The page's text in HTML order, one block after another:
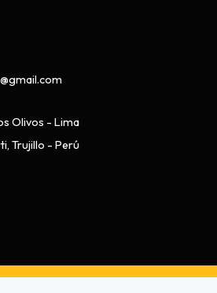
Olivos - Lima
Trujillo - Perú